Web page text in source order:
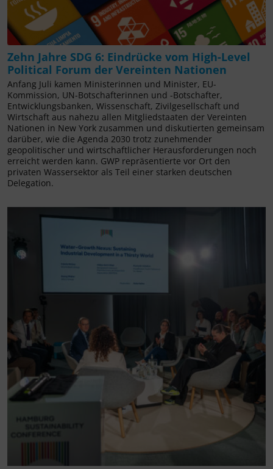
Zehn Jahre SDG 6: Eindrücke vom High-Level
Political Forum der Vereinten Nationen
Anfang Juli kamen Ministerinnen und Minister, EU-
Kommission, UN-Botschafterinnen und -Botschafter,
Entwicklungsbanken, Wissenschaft, Zivilgesellschaft und
Wirtschaft aus nahezu allen Mitgliedstaaten der Vereinten
Nationen in New York zusammen und diskutierten gemeinsam
darüber, wie die Agenda 2030 trotz zunehmender
geopolitischer und wirtschaftlicher Herausforderungen noch
erreicht werden kann. GWP repräsentierte vor Ort den
privaten Wassersektor als Teil einer starken deutschen
Delegation.